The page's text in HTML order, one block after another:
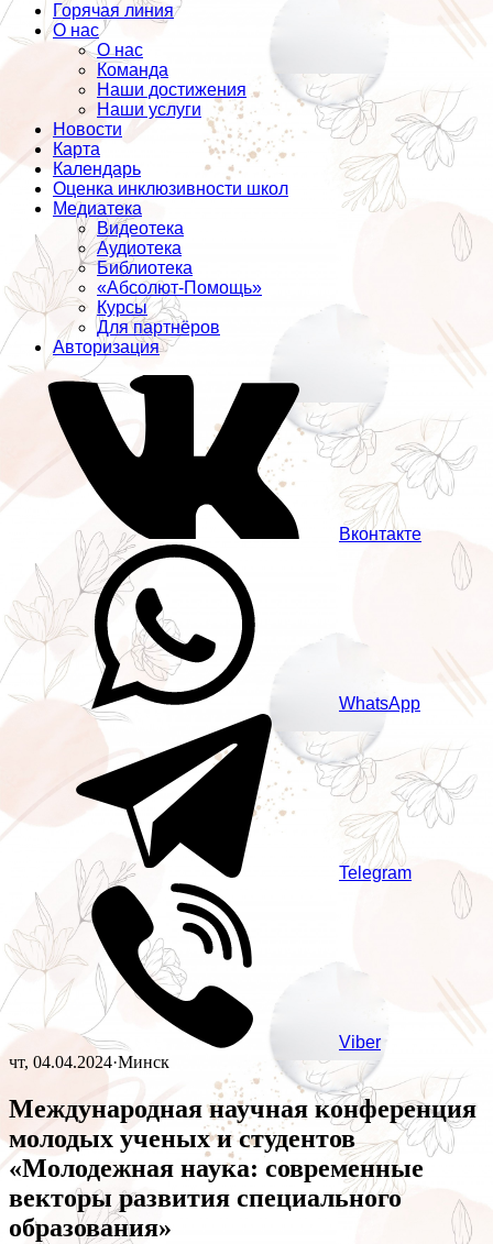
Горячая линия
О нас
О нас
Команда
Наши достижения
Наши услуги
Новости
Карта
Календарь
Оценка инклюзивности школ
Медиатека
Видеотека
Аудиотека
Библиотека
«Абсолют-Помощь»
Курсы
Для партнёров
Авторизация
Вконтакте
WhatsApp
Telegram
Viber
чт, 04.04.2024·Минск
Международная научная конференция
молодых ученых и студентов
«Молодежная наука: современные
векторы развития специального
образования»